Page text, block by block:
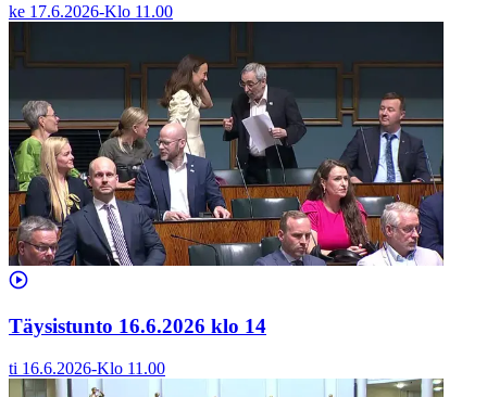
ke 17.6.2026-Klo 11.00
Täysistunto 16.6.2026 klo 14
ti 16.6.2026-Klo 11.00